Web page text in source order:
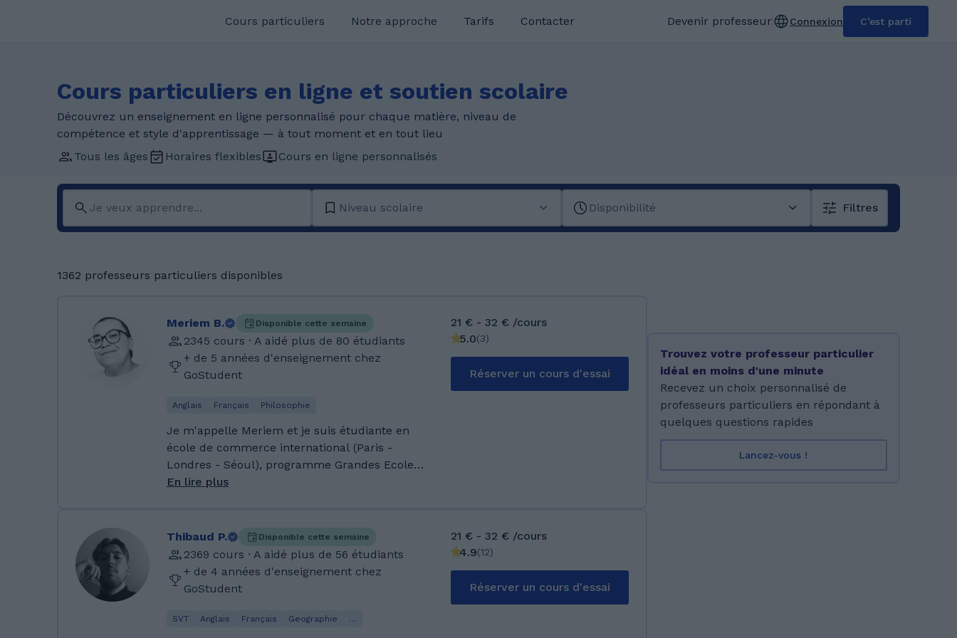
Cours particuliers Notre approche Tarifs Contacter Devenir professeur Connexion C’est parti
Cours particuliers en ligne et soutien scolaire
Découvrez un enseignement en ligne personnalisé pour chaque matière, niveau de
compétence et style d'apprentissage — à tout moment et en tout lieu
Tous les âges
Horaires flexibles Cours en ligne personnalisés
Niveau scolaire Disponibilité Filtres
1362 professeurs particuliers disponibles
Meriem B. Disponible cette semaine
2345 cours · A aidé plus de 80 étudiants
+ de 5 années d'enseignement chez
GoStudent
Anglais Français Philosophie
Je m'appelle Meriem et je suis étudiante en
école de commerce international (Paris -
Londres - Séoul), programme Grandes Ecoles,
spécialisation Marketing et Communication du
ans. Avec moi, apprendre sera fun et ludique.
J'ai obtenu un bac S avec la mention bien. Je
parle couramment l'anglais (TOEIC: 965/990),
l'espagnol, et le français, qui est ma langue
mes connaissances. Depuis que je suis tutrice,
En lire plus
21 € - 32 € /cours
5.0(3)
Réserver un cours d'essai
Thibaud P. Disponible cette semaine
2369 cours · A aidé plus de 56 étudiants
+ de 4 années d'enseignement chez
GoStudent
SVT Anglais Français Geographie …
21 € - 32 € /cours
4.9(12)
Réserver un cours d'essai
Trouvez votre professeur particulier
idéal en moins d'une minute
Recevez un choix personnalisé de
professeurs particuliers en répondant à
quelques questions rapides
Lancez-vous !